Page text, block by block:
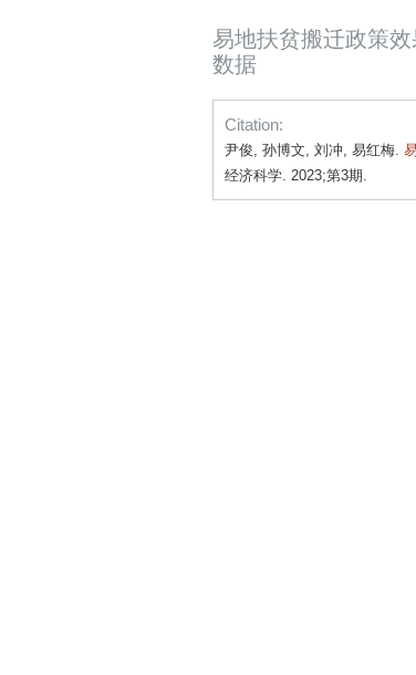
易地扶贫搬迁政策
数据
Citation:
尹俊, 孙博文, 刘冲, 易红梅.
经济科学. 2023;第3期.